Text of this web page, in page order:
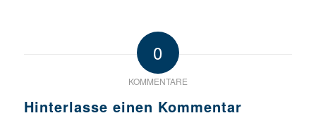
0
KOMMENTARE
Hinterlasse einen Kommentar